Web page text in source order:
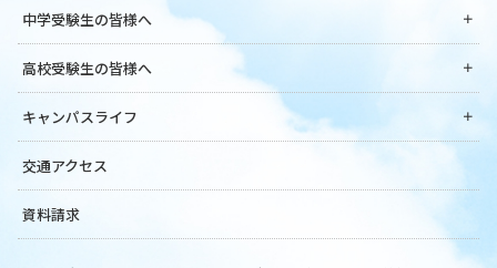
中学受験生の皆様へ
高校受験生の皆様へ
キャンパスライフ
交通アクセス
資料請求